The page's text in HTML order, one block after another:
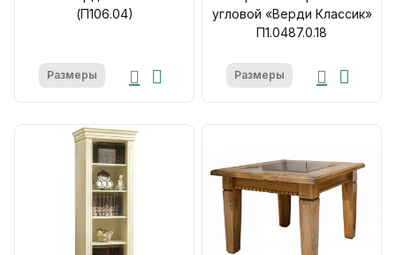
(П106.04)
Размеры
угловой «Верди Классик»
П1.0487.0.18
Размеры